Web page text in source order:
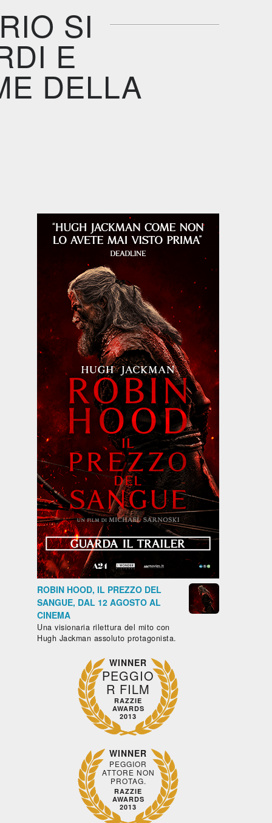
SI
E
DELLA
ROBIN HOOD, IL PREZZO DEL
SANGUE, DAL 12 AGOSTO AL
CINEMA
Una visionaria rilettura del mito con
Hugh Jackman assoluto protagonista.
WINNER
PEGGIO
R FILM
RAZZIE
AWARDS
2013
WINNER
PEGGIOR
ATTORE NON
PROTAG.
RAZZIE
AWARDS
2013